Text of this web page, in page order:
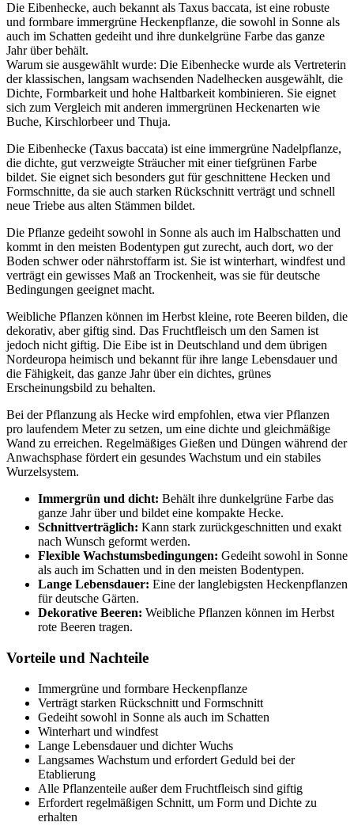
Die Eibenhecke, auch bekannt als Taxus baccata, ist eine robuste
und formbare immergrüne Heckenpflanze, die sowohl in Sonne als
auch im Schatten gedeiht und ihre dunkelgrüne Farbe das ganze
Jahr über behält.
Warum sie ausgewählt wurde: Die Eibenhecke wurde als Vertreterin
der klassischen, langsam wachsenden Nadelhecken ausgewählt, die
Dichte, Formbarkeit und hohe Haltbarkeit kombinieren. Sie eignet
sich zum Vergleich mit anderen immergrünen Heckenarten wie
Buche, Kirschlorbeer und Thuja.
Die Eibenhecke (Taxus baccata) ist eine immergrüne Nadelpflanze,
die dichte, gut verzweigte Sträucher mit einer tiefgrünen Farbe
bildet. Sie eignet sich besonders gut für geschnittene Hecken und
Formschnitte, da sie auch starken Rückschnitt verträgt und schnell
neue Triebe aus alten Stämmen bildet.
Die Pflanze gedeiht sowohl in Sonne als auch im Halbschatten und
kommt in den meisten Bodentypen gut zurecht, auch dort, wo der
Boden schwer oder nährstoffarm ist. Sie ist winterhart, windfest und
verträgt ein gewisses Maß an Trockenheit, was sie für deutsche
Bedingungen geeignet macht.
Weibliche Pflanzen können im Herbst kleine, rote Beeren bilden, die
dekorativ, aber giftig sind. Das Fruchtfleisch um den Samen ist
jedoch nicht giftig. Die Eibe ist in Deutschland und dem übrigen
Nordeuropa heimisch und bekannt für ihre lange Lebensdauer und
die Fähigkeit, das ganze Jahr über ein dichtes, grünes
Erscheinungsbild zu behalten.
Bei der Pflanzung als Hecke wird empfohlen, etwa vier Pflanzen
pro laufendem Meter zu setzen, um eine dichte und gleichmäßige
Wand zu erreichen. Regelmäßiges Gießen und Düngen während der
Anwachsphase fördert ein gesundes Wachstum und ein stabiles
Wurzelsystem.
Immergrün und dicht: Behält ihre dunkelgrüne Farbe das
ganze Jahr über und bildet eine kompakte Hecke.
Schnittverträglich: Kann stark zurückgeschnitten und exakt
nach Wunsch geformt werden.
Flexible Wachstumsbedingungen: Gedeiht sowohl in Sonne
als auch im Schatten und in den meisten Bodentypen.
Lange Lebensdauer: Eine der langlebigsten Heckenpflanzen
für deutsche Gärten.
Dekorative Beeren: Weibliche Pflanzen können im Herbst
rote Beeren tragen.
Vorteile und Nachteile
Immergrüne und formbare Heckenpflanze
Verträgt starken Rückschnitt und Formschnitt
Gedeiht sowohl in Sonne als auch im Schatten
Winterhart und windfest
Lange Lebensdauer und dichter Wuchs
Langsames Wachstum und erfordert Geduld bei der
Etablierung
Alle Pflanzenteile außer dem Fruchtfleisch sind giftig
Erfordert regelmäßigen Schnitt, um Form und Dichte zu
erhalten